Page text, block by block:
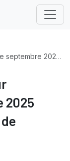
chez de nombreux utilisateurs
2025